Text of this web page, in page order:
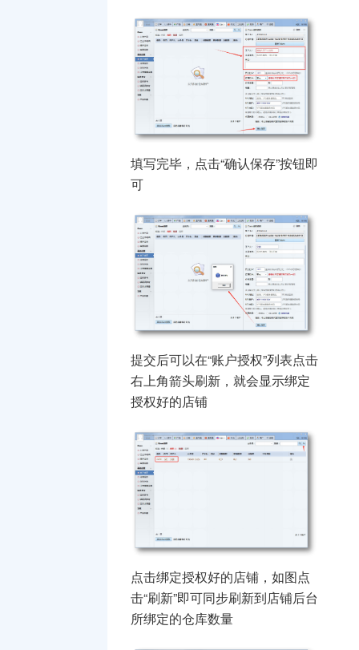
填写完毕，点击“确认保存”按钮即
可
提交后可以在“账户授权”列表点击
右上角箭头刷新，就会显示绑定
授权好的店铺
点击绑定授权好的店铺，如图点
击“刷新”即可同步刷新到店铺后台
所绑定的仓库数量